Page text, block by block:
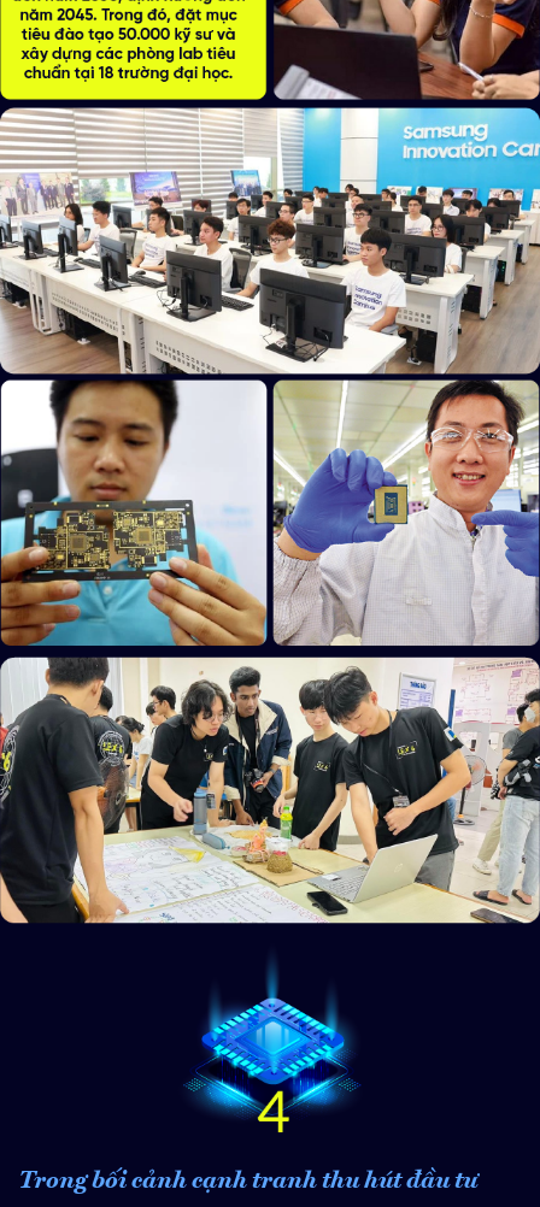
Trong bối cảnh cạnh tranh thu hút đầu tư